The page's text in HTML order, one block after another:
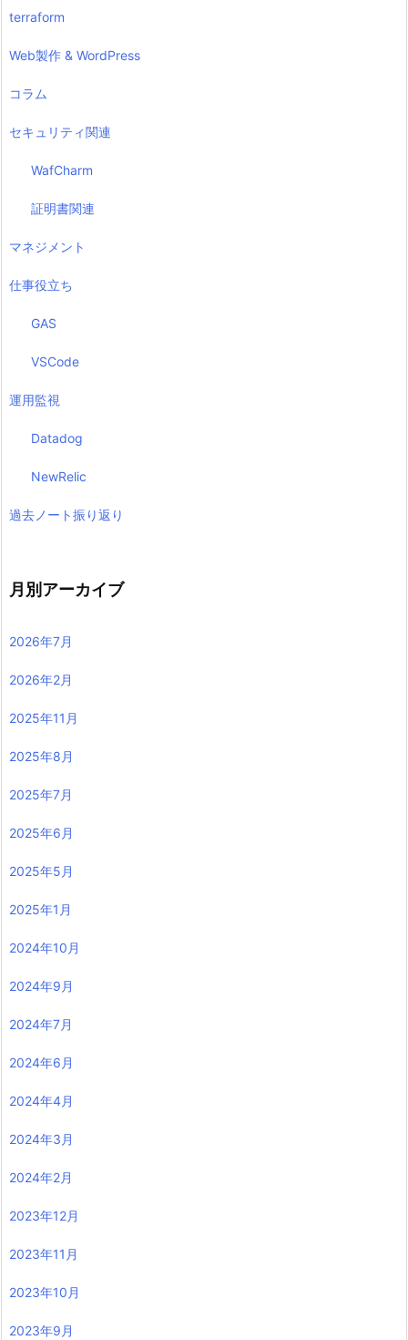
terraform
Web製作 & WordPress
コラム
セキュリティ関連
WafCharm
証明書関連
マネジメント
仕事役立ち
GAS
VSCode
運用監視
Datadog
NewRelic
過去ノート振り返り
月別アーカイブ
2026年7月
2026年2月
2025年11月
2025年8月
2025年7月
2025年6月
2025年5月
2025年1月
2024年10月
2024年9月
2024年7月
2024年6月
2024年4月
2024年3月
2024年2月
2023年12月
2023年11月
2023年10月
2023年9月